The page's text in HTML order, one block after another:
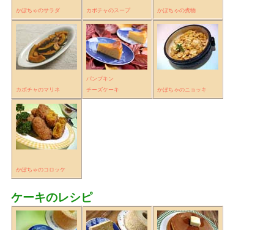
かぼちゃのサラダ カボチャのスープ かぼちゃの煮物
カボチャのマリネ
パンプキン
チーズケーキ
かぼちゃのニョッキ
かぼちゃのコロッケ
ケーキのレシピ